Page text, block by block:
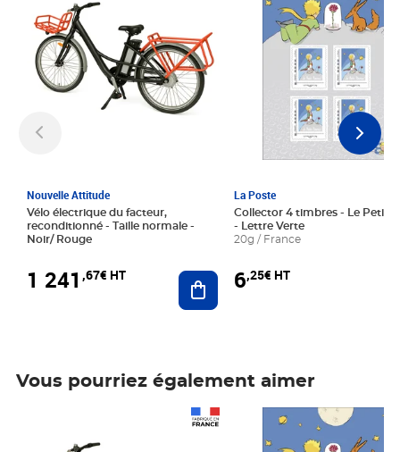
Nouvelle Attitude
Vélo électrique du facteur,
reconditionné - Taille normale -
Noir/ Rouge
1 241 ,67€ HT Ajouter au panier
La Poste
Collector 4 timbres - Le Petit
- Lettre Verte
20g / France
6,25€ HT
Vous pourriez également aimer
Prix 6,25€ HT